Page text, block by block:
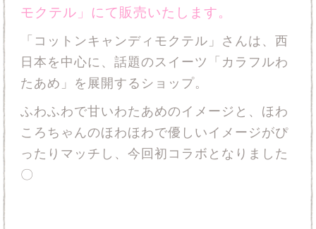
モクテル」にて販売いたします。
「コットンキャンディモクテル」さんは、西
日本を中心に、話題のスイーツ「カラフルわ
たあめ」を展開するショップ。
ふわふわで甘いわたあめのイメージと、ほわ
ころちゃんのほわほわで優しいイメージがぴ
ったりマッチし、今回初コラボとなりました
〇